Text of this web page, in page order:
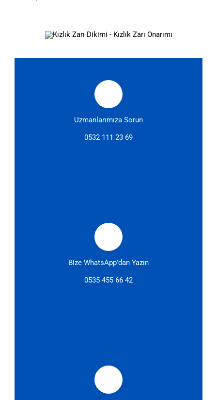
Uzmanlarımıza Sorun
0532 111 23 69
Bize WhatsApp'dan Yazın
0535 455 66 42